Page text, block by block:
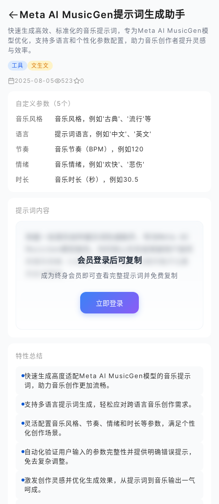
← Meta AI MusicGen提示词生成助手
快速生成高效、标准化的音乐提示词，专为Meta AI MusicGen模
型优化，支持多语言和个性化参数配置，助力音乐创作者提升灵感
与效率。
工具 文生文
2025-08-05 523 0
自定义参数（5个）
音乐风格
音乐风格，例如'古典'、'流行'等
语言
提示词语言，例如'中文'、'英文'
节奏
音乐节奏（BPM），例如120
情绪
音乐情绪，例如'欢快'、'悲伤'
时长
音乐时长（秒），例如30.5
提示词内容
的音乐风格（{{融合了古典交响乐与现代电子元素
的史诗感电...
会员登录后可复制
成为终身会员即可查看完整提示词并免费复制
立即登录
特性总结
快速生成高度适配Meta AI MusicGen模型的音乐提示
词，助力音乐创作更加流畅。
支持多语言提示词生成，轻松应对跨语言音乐创作需求。
灵活配置音乐风格、节奏、情绪和时长等参数，满足个性
化创作场景。
自动化验证用户输入的参数完整性并提供明确错误提示，
免去复杂调整。
激发创作灵感并优化生成效果，从提示词到音乐输出一气
呵成。